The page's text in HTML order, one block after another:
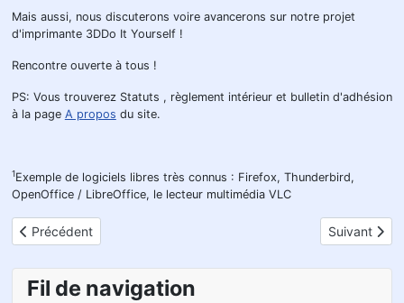
Mais aussi, nous discuterons voire avancerons sur notre projet
d'imprimante 3DDo It Yourself !
Rencontre ouverte à tous !
PS: Vous trouverez Statuts , règlement intérieur et bulletin d'adhésion
à la page A propos du site.
1Exemple de logiciels libres très connus : Firefox, Thunderbird,
OpenOffice / LibreOffice, le lecteur multimédia VLC
Article précédent : Jeudi du Libre - Jeudi 09 mars 2023 - 19h00
Précédent Article
Suivant
Fil de navigation